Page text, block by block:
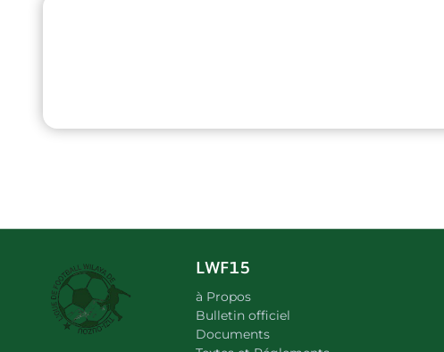
LWF15
à Propos
Bulletin officiel
Documents